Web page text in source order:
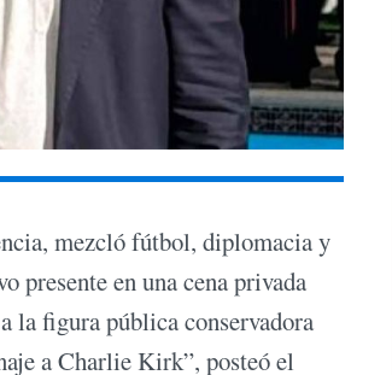
mezcló fútbol, diplomacia y
en una cena privada
la figura pública conservadora
a Charlie Kirk”, posteó el